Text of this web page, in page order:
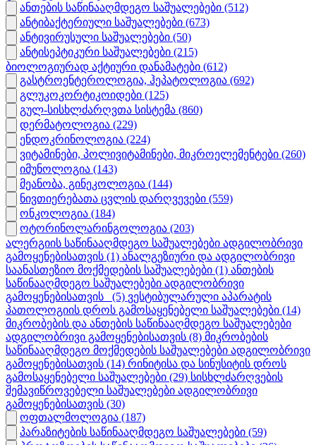
ანთების საწინააღმდეგო საშუალებები (512)
ანტიბაქტერიული საშუალებები (673)
ანტივირუსული საშუალებები (50)
ანტისეპტიკური საშუალებები (215)
ბიოლოგიურად აქტიური დანამატები (612)
გასტროენტეროლოგია, ჰეპატოლოგია (692)
გლუკოკორტიკოიდები (125)
გულ-სისხლძარღვთა სისტემა (860)
დერმატოლოგია (229)
ენდოკრინოლოგია (224)
ვიტამინები, პოლივიტამინები, მიკროელემენტები (260)
იმუნოლოგია (143)
მეანობა, გინეკოლოგია (144)
ნივთიერებათა ცვლის დარღვევები (559)
ონკოლოგია (184)
ოტორინოლარინგოლოგია (203)
ალერგიის საწინააღმდეგო საშუალებები ადგილობრივი
გამოყენებისათვის (1) ანალგეზიური და ადგილობრივი
საანასთეზიო მოქმედების საშუალებები (1) ანთების
საწინააღმდეგო საშუალებები ადგილობრივი
გამოყენებისათვის_ (5) ვესტიბულარული აპარატის
პათოლოგიის დროს გამოსაყენებელი საშუალებები (14)
მიკრობების და ანთების საწინააღმდეგო საშუალებები
ადგილობრივი გამოყენებისათვის (8) მიკრობების
საწინააღმდეგო მოქმედების საშუალებები ადგილობრივი
გამოყენებისათვის (14) რინიტისა და სინუსიტის დროს
გამოსაყენებელი საშუალებები (29) სისხლძარღვების
შემავიწროვებელი საშუალებები ადგილობრივი
გამოყენებისათვის (30)
ოფთალმოლოგია (187)
პარაზიტების საწინააღმდეგო საშუალებები (59)